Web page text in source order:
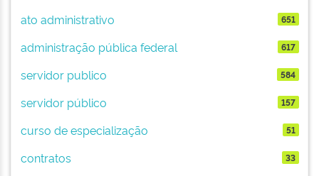
ato administrativo 651
administração pública federal 617
servidor publico 584
servidor público 157
curso de especialização 51
contratos 33